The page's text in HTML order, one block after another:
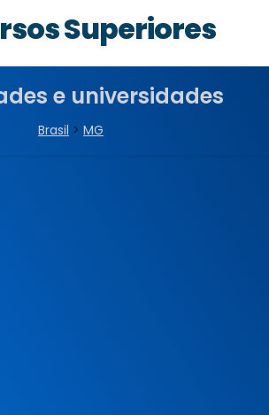
Superiores
e universidades
Brasil > MG